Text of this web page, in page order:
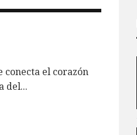
conecta el corazón
del...